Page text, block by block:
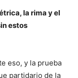
la rima y el
estos
eso, y la prueba
partidario de la